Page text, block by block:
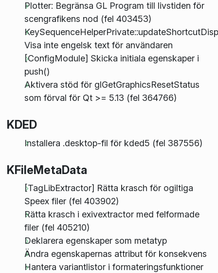
Plotter: Begränsa GL Program till livstiden för
scengrafikens nod (fel 403453)
Visa inte engelsk text för användaren
[ConfigModule] Skicka initiala egenskaper i
push()
Aktivera stöd för glGetGraphicsResetStatus
som förval för Qt >= 5.13 (fel 364766)
KDED
Installera .desktop-fil för kded5 (fel 387556)
KFileMetaData
[TagLibExtractor] Rätta krasch för ogiltiga
Speex filer (fel 403902)
Rätta krasch i exivextractor med felformade
filer (fel 405210)
Deklarera egenskaper som metatyp
Ändra egenskapernas attribut för konsekvens
Hantera variantlistor i formateringsfunktioner